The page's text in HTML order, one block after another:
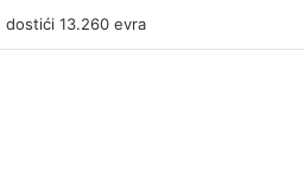
dostići 13.260 evra